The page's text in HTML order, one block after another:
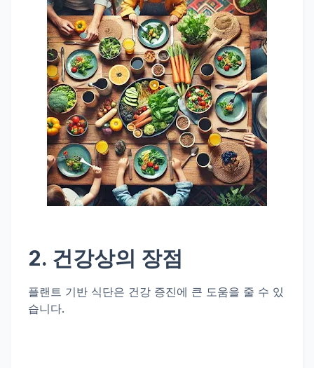
2. 건강상의 장점
플랜트 기반 식단은 건강 증진에 큰 도움을 줄 수 있
습니다.